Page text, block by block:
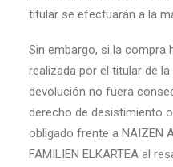
titular se efectuarán a la
Sin embargo, si la compra
realizada por el titular de
devolución no fuera
derecho de desistimiento
obligado frente a NAIZEN
FAMILIEN ELKARTEA al